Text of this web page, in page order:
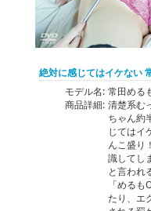
絶対に感じてはイケない
モデル名: 常田める
商品詳細: 清楚系む
ちゃん約
じてはイ
んこ盛り
識してし
と言われ
「める
たり、エ